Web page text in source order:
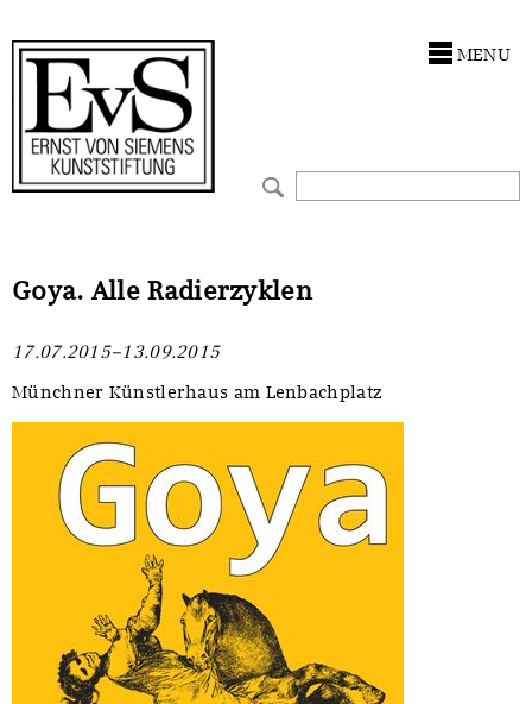
MENU
Goya. Alle Radierzyklen
17.07.2015–13.09.2015
Münchner Künstlerhaus am Lenbachplatz
Förderphilosophie
Gremien
Stellenangebote
Ankauf
Restaurierungen
UKRAINE-Förderlinie
Zwischenfinanzierung